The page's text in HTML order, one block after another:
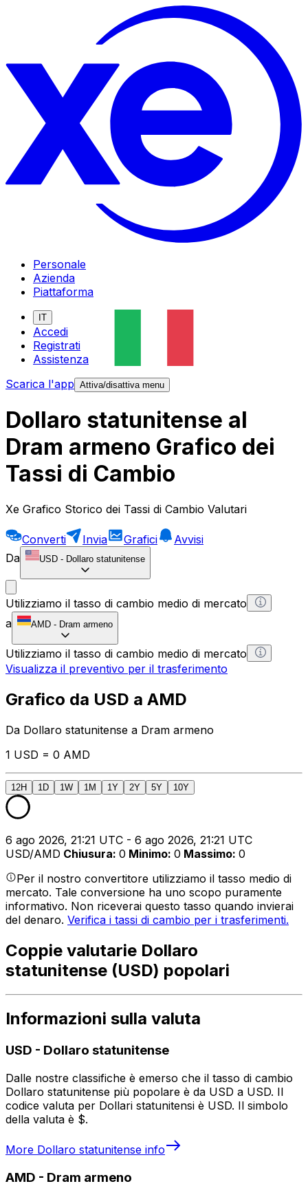
Personale
Azienda
Piattaforma
IT
Accedi
Registrati
Assistenza
Scarica l'app Attiva/disattiva menu
Dollaro statunitense al
Dram armeno Grafico dei
Tassi di Cambio
Xe Grafico Storico dei Tassi di Cambio Valutari
Converti Invia Grafici
Avvisi
Da
USD - Dollaro statunitense
Utilizziamo il tasso di cambio medio di mercato
a
AMD - Dram armeno
Utilizziamo il tasso di cambio medio di mercato
Visualizza il preventivo per il trasferimento
Grafico da USD a AMD
Da Dollaro statunitense a Dram armeno
1 USD = 0 AMD
12H 1D 1W 1M 1Y 2Y 5Y 10Y
6 ago 2026, 21:21 UTC - 6 ago 2026, 21:21 UTC
USD/AMD Chiusura: 0 Minimo: 0 Massimo: 0
Per il nostro convertitore utilizziamo il tasso medio di
mercato. Tale conversione ha uno scopo puramente
informativo. Non riceverai questo tasso quando invierai
del denaro. Verifica i tassi di cambio per i trasferimenti.
Coppie valutarie Dollaro
statunitense (USD) popolari
Informazioni sulla valuta
USD - Dollaro statunitense
Dalle nostre classifiche è emerso che il tasso di cambio
Dollaro statunitense più popolare è da USD a USD. Il
codice valuta per Dollari statunitensi è USD. Il simbolo
della valuta è $.
More Dollaro statunitense info
AMD - Dram armeno